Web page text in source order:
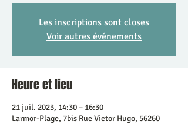
Les inscriptions sont closes
Voir autres événements
Heure et lieu
21 juil. 2023, 14:30 – 16:30
Larmor-Plage, 7bis Rue Victor Hugo, 56260